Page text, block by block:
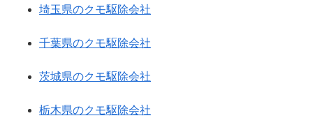
埼玉県のクモ駆除会社
千葉県のクモ駆除会社
茨城県のクモ駆除会社
栃木県のクモ駆除会社